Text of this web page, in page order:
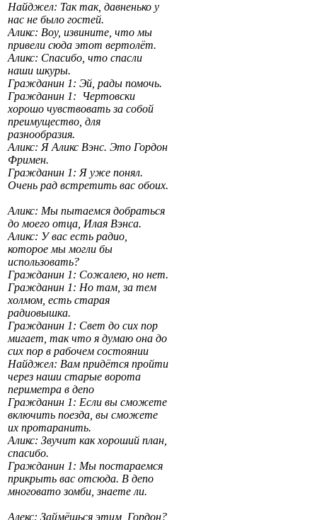
Найджел: Так так, давненько у
нас не было гостей.
Аликс: Воу, извините, что мы
привели сюда этот вертолёт.
Аликс: Спасибо, что спасли
наши шкуры.
Гражданин 1: Эй, рады помочь.
Гражданин 1: Чертовски
хорошо чувствовать за собой
преимущество, для
разнообразия.
Аликс: Я Аликс Вэнс. Это Гордон
Фримен.
Гражданин 1: Я уже понял.
Очень рад встретить вас обоих.
Аликс: Мы пытаемся добраться
до моего отца, Илая Вэнса.
Аликс: У вас есть радио,
которое мы могли бы
использовать?
Гражданин 1: Сожалею, но нет.
Гражданин 1: Но там, за тем
холмом, есть старая
радиовышка.
Гражданин 1: Свет до сих пор
мигает, так что я думаю она до
сих пор в рабочем состоянии
Найджел: Вам придётся пройти
через наши старые ворота
периметра в депо
Гражданин 1: Если вы сможете
включить поезда, вы сможете
их протаранить.
Аликс: Звучит как хороший план,
спасибо.
Гражданин 1: Мы постараемся
прикрыть вас отсюда. В депо
многовато зомби, знаете ли.
Алекс: Займёшься этим, Гордон?